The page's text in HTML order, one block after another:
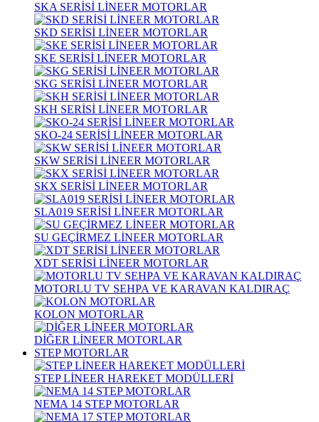
SKA SERİSİ LİNEER MOTORLAR
SKD SERİSİ LİNEER MOTORLAR
SKE SERİSİ LİNEER MOTORLAR
SKG SERİSİ LİNEER MOTORLAR
SKH SERİSİ LİNEER MOTORLAR
SKO-24 SERİSİ LİNEER MOTORLAR
SKW SERİSİ LİNEER MOTORLAR
SKX SERİSİ LİNEER MOTORLAR
SLA019 SERİSİ LİNEER MOTORLAR
SU GEÇİRMEZ LİNEER MOTORLAR
XDT SERİSİ LİNEER MOTORLAR
MOTORLU TV SEHPA VE KARAVAN KALDIRAÇ
KOLON MOTORLAR
DİĞER LİNEER MOTORLAR
STEP MOTORLAR
STEP LİNEER HAREKET MODÜLLERİ
NEMA 14 STEP MOTORLAR